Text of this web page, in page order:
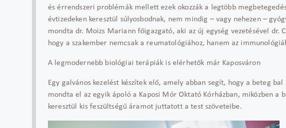
és érrendszeri problémák mellett ezek okozzák a legtöbb
évtizedeken keresztül súlyosbodnak, nem mindig – vagy nehezen –
mondta dr. Moizs Mariann főigazgató, aki az új egység vezetésével dr.
hogy a szakember nemcsak a reumatológiához, hanem az
A legmodernebb biológiai terápiák is elérhetők már Kaposváron
Egy galvános kezelést készítek elő, amely abban segít, hogy a beteg
mondta el az egyik ápoló a Kaposi Mór Oktató Kórházban, miközben
keresztül kis feszültségű áramot juttatott a test szöveteibe.